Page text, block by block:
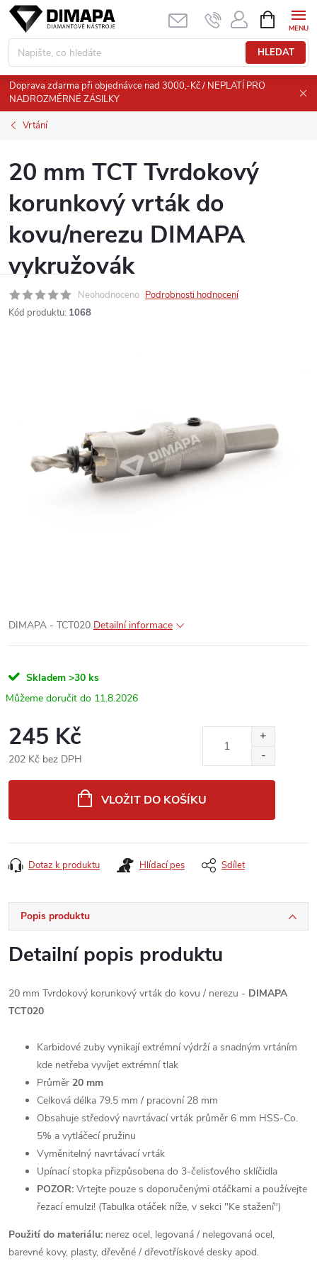
Přejít
obsah
HLEDAT
NÁKUPNÍ
KOŠÍK
Doprava zdarma při objednávce nad 3000,-Kč / NEPLATÍ PRO
NADROZMĚRNÉ ZÁSILKY
Vrtání
20 mm TCT Tvrdokový
korunkový vrták do
kovu/nerezu DIMAPA
vykružovák
Neohodnoceno Podrobnosti hodnocení
Kód produktu: 1068
DIMAPA - TCT020 Detailní informace
Skladem >30 ks
11.8.2026
245 Kč
202 Kč bez DPH
VLOŽIT DO KOŠÍKU
Dotaz k produktu Hlídací pes Sdílet
Popis produktu
Detailní popis produktu
20 mm Tvrdokový korunkový vrták do kovu / nerezu - DIMAPA
TCT020
Karbidové zuby vynikají extrémní výdrží a snadným vrtáním
kde netřeba vyvíjet extrémní tlak
Průměr 20 mm
Celková délka 79.5 mm / pracovní 28 mm
Obsahuje středový navrtávací vrták průměr 6 mm HSS-Co.
5% a vytláčecí pružinu
Vyměnitelný navrtávací vrták
Upínací stopka přizpůsobena do 3-čelisťového sklíčidla
POZOR: Vrtejte pouze s doporučenými otáčkami a používejte
řezací emulzi! (Tabulka otáček níže, v sekci "Ke stažení")
Použití do materiálu: nerez ocel, legovaná / nelegovaná ocel,
barevné kovy, plasty, dřevěné / dřevotřískové desky apod.